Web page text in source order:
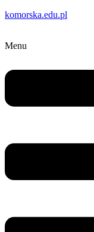
komorska.edu.pl
Menu